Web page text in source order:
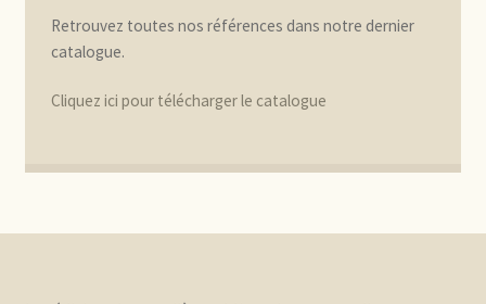
Retrouvez toutes nos références dans notre dernier
catalogue.
Cliquez ici pour télécharger le catalogue